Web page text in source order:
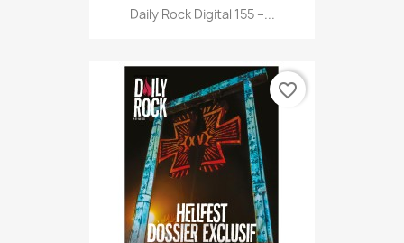
Daily Rock Digital 155 –...
favorite_border